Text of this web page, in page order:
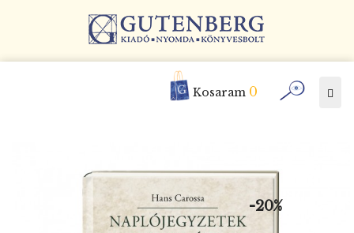
Kosaram 0
-20%